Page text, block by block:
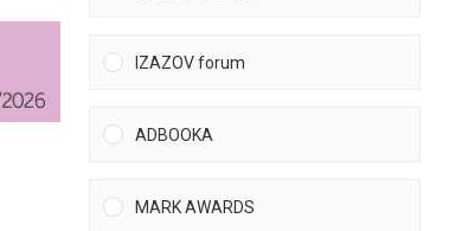
IZAZOV forum
ADBOOKA
MARK AWARDS